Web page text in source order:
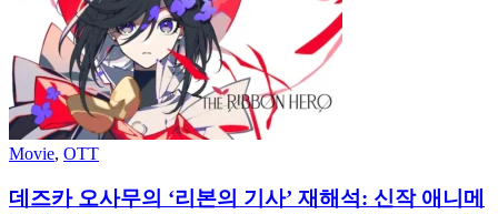
Movie, OTT
데즈카 오사무의 ‘리본의 기사’ 재해석: 신작 애니메